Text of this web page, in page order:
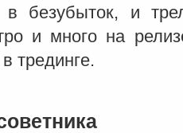
в безубыток, и
и много на
трединге.